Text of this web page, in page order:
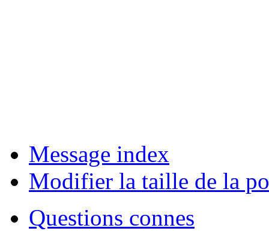
Message index
Modifier la taille de la
Questions connes